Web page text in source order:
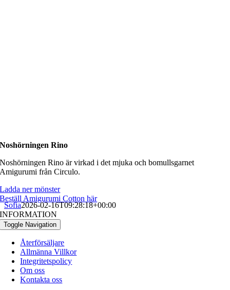
Noshörningen Rino
Noshörningen Rino är virkad i det mjuka och bomullsgarnet
Amigurumi från Circulo.
Ladda ner mönster
Beställ Amigurumi Cotton här
Sofia2026-02-16T09:28:18+00:00
INFORMATION
Toggle Navigation
Återförsäljare
Allmänna Villkor
Integritetspolicy
Om oss
Kontakta oss